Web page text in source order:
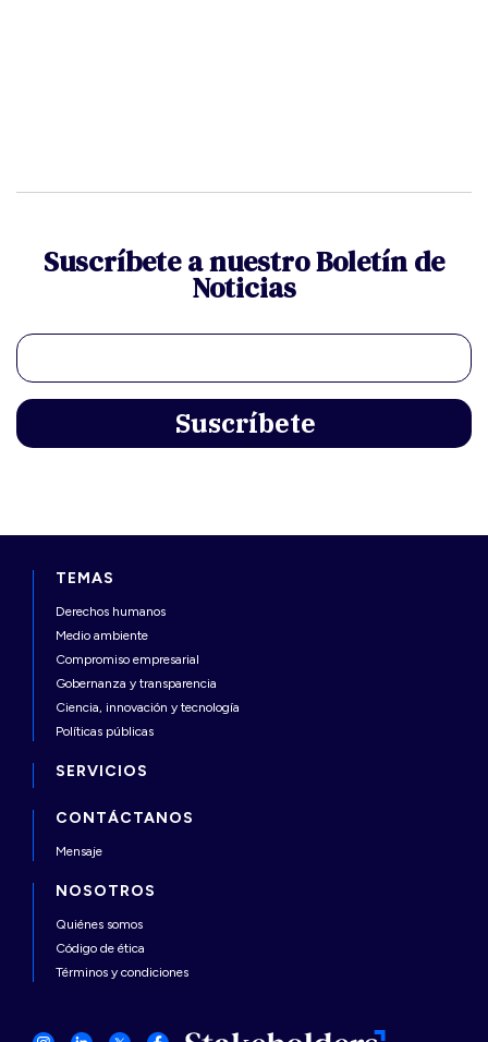
Suscríbete a nuestro Boletín de
Noticias
TEMAS
Derechos humanos
Medio ambiente
Compromiso empresarial
Gobernanza y transparencia
Ciencia, innovación y tecnología
Políticas públicas
SERVICIOS
CONTÁCTANOS
Mensaje
NOSOTROS
Quiénes somos
Código de ética
Términos y condiciones